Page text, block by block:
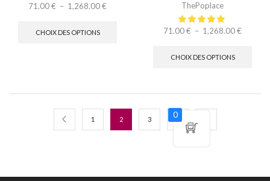
71.00€ – 1,268.00€
CHOIX DES OPTIONS
ThePoplace
71.00€ – 1,268.00€
CHOIX DES OPTIONS
1 2 3 4
0